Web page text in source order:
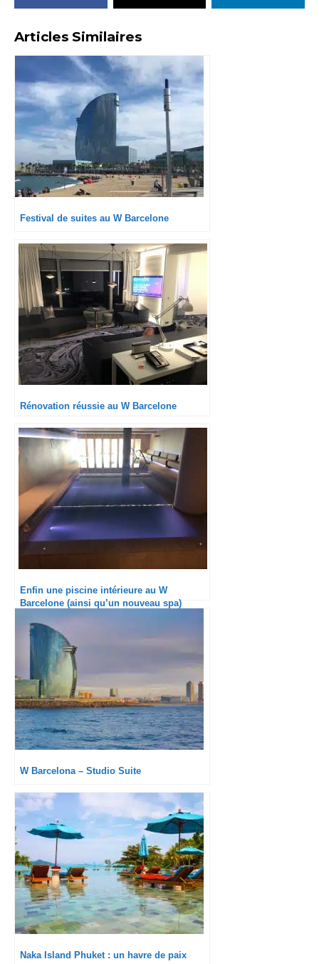
Articles Similaires
Festival de suites au W Barcelone
Rénovation réussie au W Barcelone
Enfin une piscine intérieure au W
Barcelone (ainsi qu’un nouveau spa)
W Barcelona – Studio Suite
Naka Island Phuket : un havre de paix